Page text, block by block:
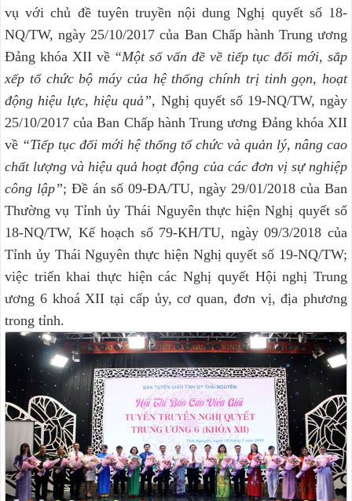
vụ với chủ đề tuyên truyền nội dung Nghị quyết số 18-
NQ/TW, ngày 25/10/2017 của Ban Chấp hành Trung ương
Đảng khóa XII về “Một số vấn đề về tiếp tục đổi mới, sắp
xếp tổ chức bộ máy của hệ thống chính trị tinh gọn, hoạt
động hiệu lực, hiệu quả”, Nghị quyết số 19-NQ/TW, ngày
25/10/2017 của Ban Chấp hành Trung ương Đảng khóa XII
về “Tiếp tục đổi mới hệ thống tổ chức và quản lý, nâng cao
chất lượng và hiệu quả hoạt động của các đơn vị sự nghiệp
công lập”; Đề án số 09-ĐA/TU, ngày 29/01/2018 của Ban
Thường vụ Tỉnh ủy Thái Nguyên thực hiện Nghị quyết số
18-NQ/TW, Kế hoạch số 79-KH/TU, ngày 09/3/2018 của
Tỉnh ủy Thái Nguyên thực hiện Nghị quyết số 19-NQ/TW;
việc triển khai thực hiện các Nghị quyết Hội nghị Trung
ương 6 khoá XII tại cấp ủy, cơ quan, đơn vị, địa phương
trong tỉnh.